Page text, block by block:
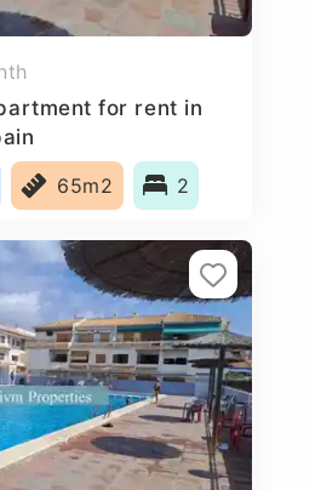
for rent in
65m2 2